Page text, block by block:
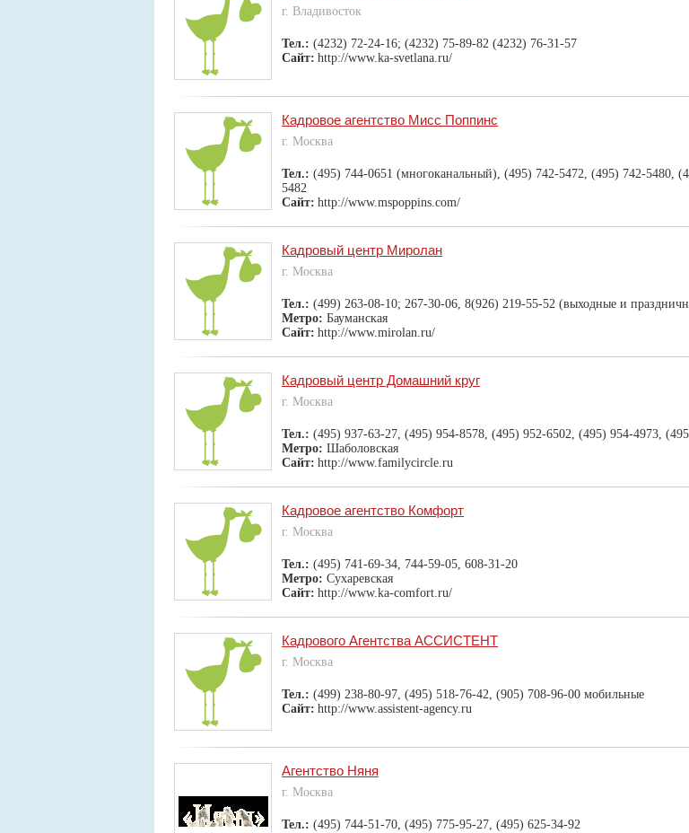
г. Владивосток
Тел.: (4232) 72-24-16; (4232) 75-89-82 (4232) 76-31-57
Сайт: http://www.ka-svetlana.ru/
Кадровое агентство Мисс Поппинс
г. Москва
Тел.: (495) 744-0651 (многоканальный), (495) 742-5472, (495) 742-5480,
5482
Сайт: http://www.mspoppins.com/
Кадровый центр Миролан
г. Москва
Тел.: (499) 263-08-10; 267-30-06, 8(926) 219-55-52 (выходные и
Метро: Бауманская
Сайт: http://www.mirolan.ru/
Кадровый центр Домашний круг
г. Москва
Тел.: (495) 937-63-27, (495) 954-8578, (495) 952-6502, (495) 954-4973,
Метро: Шаболовская
Сайт: http://www.familycircle.ru
Кадровое агентство Комфорт
г. Москва
Тел.: (495) 741-69-34, 744-59-05, 608-31-20
Метро: Сухаревская
Сайт: http://www.ka-comfort.ru/
Кадрового Агентства АССИСТЕНТ
г. Москва
Тел.: (499) 238-80-97, (495) 518-76-42, (905) 708-96-00 мобильные
Сайт: http://www.assistent-agency.ru
Агентство Няня
г. Москва
Тел.: (495) 744-51-70, (495) 775-95-27, (495) 625-34-92